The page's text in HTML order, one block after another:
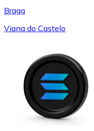
Braga
Viana do Castelo